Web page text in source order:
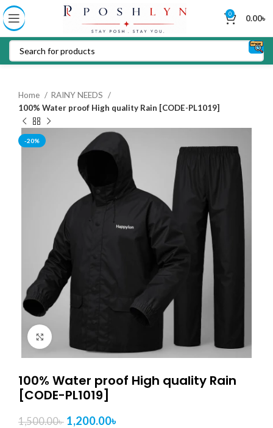
0 0.00৳
Home
RAINY NEEDS
100% Water proof High quality Rain [CODE-PL1019]
-20%
100% Water proof High quality Rain
[CODE-PL1019]
1,500.00৳ 1,200.00৳